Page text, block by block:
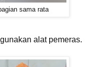
sama rata
alat pemeras.